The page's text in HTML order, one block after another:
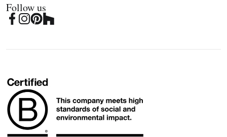
Follow us